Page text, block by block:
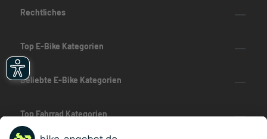
Rechtliches
Top E-Bike Kategorien
Beliebte E-Bike Kategorien
Top Fahrrad Kategorien